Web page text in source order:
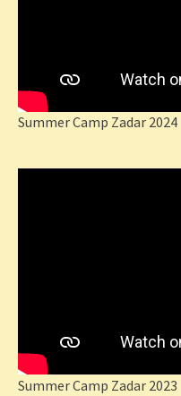
Summer Camp Zadar 2024
Summer Camp Zadar 2023